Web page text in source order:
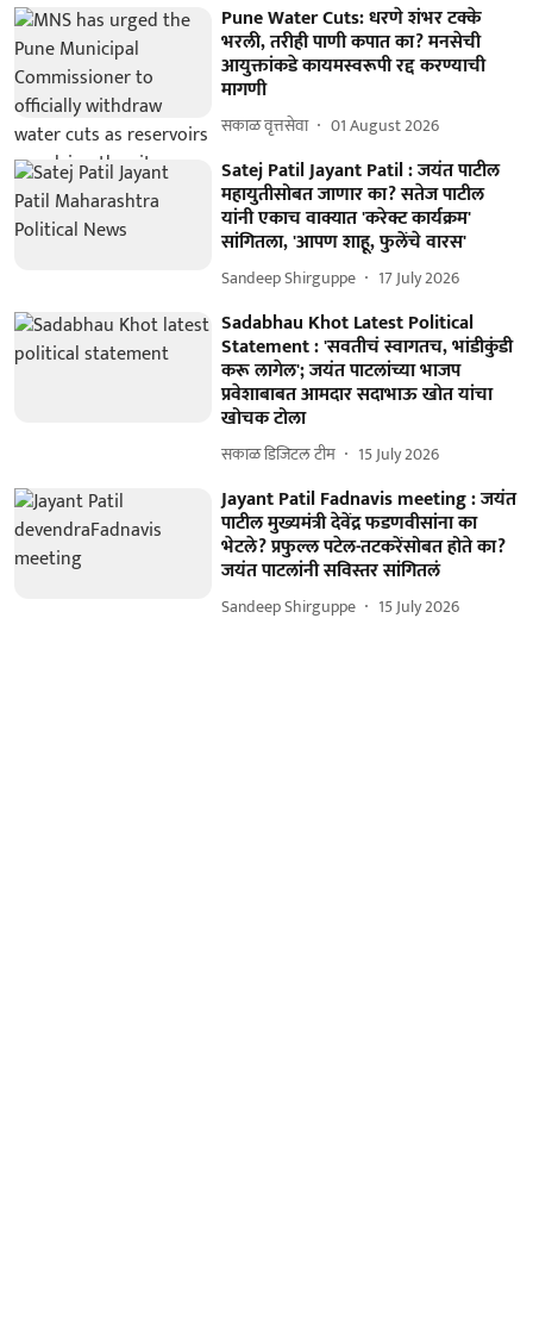
Pune Water Cuts: धरणे शंभर टक्के
भरली, तरीही पाणी कपात का? मनसेची
आयुक्तांकडे कायमस्वरूपी रद्द करण्याची
मागणी
सकाळ वृत्तसेवा 01 August 2026
Satej Patil Jayant Patil : जयंत पाटील
महायुतीसोबत जाणार का? सतेज पाटील
यांनी एकाच वाक्यात 'करेक्ट कार्यक्रम'
सांगितला, 'आपण शाहू, फुलेंचे वारस'
Sandeep Shirguppe 17 July 2026
Sadabhau Khot Latest Political
Statement : 'सवतीचं स्वागतच, भांडीकुंडी
करू लागेल'; जयंत पाटलांच्या भाजप
प्रवेशाबाबत आमदार सदाभाऊ खोत यांचा
खोचक टोला
सकाळ डिजिटल टीम 15 July 2026
Jayant Patil Fadnavis meeting : जयंत
पाटील मुख्यमंत्री देवेंद्र फडणवीसांना का
भेटले? प्रफुल्ल पटेल-तटकरेंसोबत होते का?
जयंत पाटलांनी सविस्तर सांगितलं
Sandeep Shirguppe 15 July 2026